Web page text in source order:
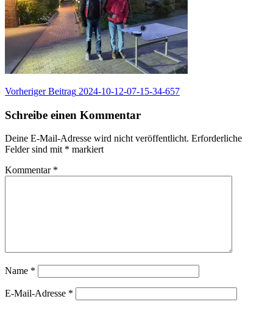
Beitragsnavigation
Vorheriger Beitrag Vorheriger
2024-10-12-07-15-34-657
Schreibe einen Kommentar
Deine E-Mail-Adresse wird nicht veröffentlicht. Erforderliche
Felder sind mit * markiert
Kommentar *
Name *
E-Mail-Adresse *